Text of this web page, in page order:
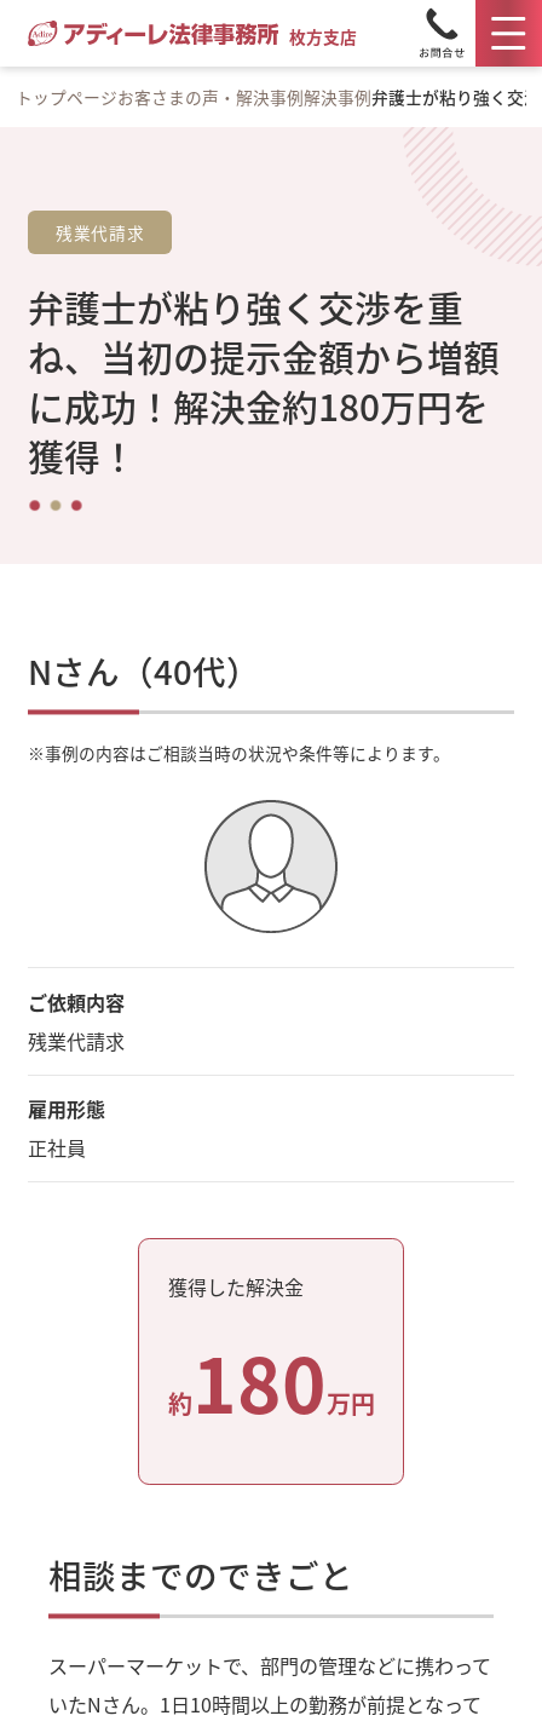
枚方支店
トップページお客さまの声・解決事例解決事例弁護士が粘り強く交
残業代請求
弁護士が粘り強く交渉を重
ね、当初の提示金額から増額
に成功！解決金約180万円を
獲得！
Nさん（40代）
※事例の内容はご相談当時の状況や条件等によります。
ご依頼内容
残業代請求
雇用形態
正社員
獲得した解決金
約 180万円
相談までのできごと
スーパーマーケットで、部門の管理などに携わって
いたNさん。1日10時間以上の勤務が前提となって